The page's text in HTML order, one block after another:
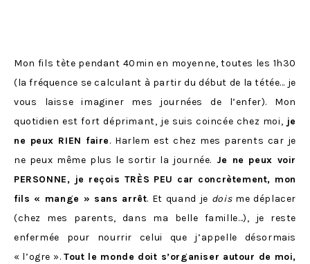
Mon fils tète pendant 40min en moyenne, toutes les 1h30
(la fréquence se calculant à partir du début de la tétée… je
vous laisse imaginer mes journées de l’enfer). Mon
quotidien est fort déprimant, je suis coincée chez moi, je
ne peux RIEN faire. Harlem est chez mes parents car je
ne peux même plus le sortir la journée. Je ne peux voir
PERSONNE, je reçois TRÈS PEU car concrètement, mon
fils « mange » sans arrêt. Et quand je doisme déplacer
(chez mes parents, dans ma belle famille…), je reste
enfermée pour nourrir celui que j’appelle désormais
« l’ogre ».Tout le monde doit s’organiser autour de moi,